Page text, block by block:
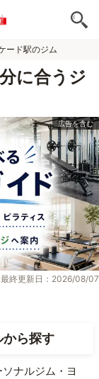
ード駅のジム
に合うジ
最終更新日：2026/08/07
から探す
ナルジム・ヨ